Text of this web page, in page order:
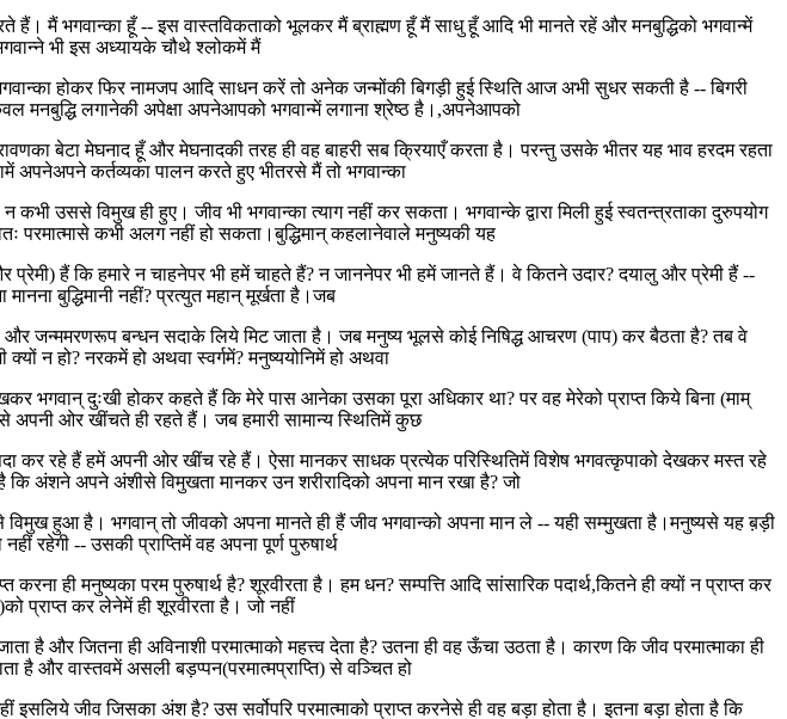
मैं भगवान्का हूँ -- इस वास्तविकताको भूलकर मैं ब्राह्मण हूँ मैं साधु हूँ आदि भी मानते रहें और मनबुद्धिको भगवान्में
भी इस अध्यायके चौथे श्लोकमें मैं
होकर फिर नामजप आदि साधन करें तो अनेक जन्मोंकी बिगड़ी हुई स्थिति आज अभी सुधर सकती है -- बिगरी
मनबुद्धि लगानेकी अपेक्षा अपनेआपको भगवान्में लगाना श्रेष्ठ है।,अपनेआपको
बेटा मेघनाद हूँ और मेघनादकी तरह ही वह बाहरी सब क्रियाएँ करता है। परन्तु उसके भीतर यह भाव हरदम रहता
अपनेअपने कर्तव्यका पालन करते हुए भीतरसे मैं तो भगवान्का
उससे विमुख ही हुए। जीव भी भगवान्का त्याग नहीं कर सकता। भगवान्के द्वारा मिली हुई स्वतन्त्रताका दुरुपयोग
परमात्मासे कभी अलग नहीं हो सकता।बुद्धिमान् कहलानेवाले मनुष्यकी यह
हैं कि हमारे न चाहनेपर भी हमें चाहते हैं? न जाननेपर भी हमें जानते हैं। वे कितने उदार? दयालु और प्रेमी हैं --
बुद्धिमानी नहीं? प्रत्युत महान् मूर्खता है।जब
जन्ममरणरूप बन्धन सदाके लिये मिट जाता है। जब मनुष्य भूलसे कोई निषिद्ध आचरण (पाप) कर बैठता है? तब वे
न हो? नरकमें हो अथवा स्वर्गमें? मनुष्ययोनिमें हो अथवा
भगवान् दुःखी होकर कहते हैं कि मेरे पास आनेका उसका पूरा अधिकार था? पर वह मेरेको प्राप्त किये बिना (माम्
अपनी ओर खींचते ही रहते हैं। जब हमारी सामान्य स्थितिमें कुछ
कर रहे हैं हमें अपनी ओर खींच रहे हैं। ऐसा मानकर साधक प्रत्येक परिस्थितिमें विशेष भगवत्कृपाको देखकर मस्त रहे
अंशने अपने अंशीसे विमुखता मानकर उन शरीरादिको अपना मान रखा है? जो
विमुख हुआ है। भगवान् तो जीवको अपना मानते ही हैं जीव भगवान्को अपना मान ले -- यही सम्मुखता है।मनुष्यसे यह ब़ड़ी
रहेगी -- उसकी प्राप्तिमें वह अपना पूर्ण पुरुषार्थ
ही मनुष्यका परम पुरुषार्थ है? शूरवीरता है। हम धन? सम्पत्ति आदि सांसारिक पदार्थ,कितने ही क्यों न प्राप्त कर
प्राप्त कर लेनेमें ही शूरवीरता है। जो नहीं
है और जितना ही अविनाशी परमात्माको महत्त्व देता है? उतना ही वह ऊँचा उठता है। कारण कि जीव परमात्माका ही
है और वास्तवमें असली बड़प्पन(परमात्मप्राप्ति) से वञ्चित हो
इसलिये जीव जिसका अंश है? उस सर्वोपरि परमात्माको प्राप्त करनेसे ही वह बड़ा होता है। इतना बड़ा होता है कि